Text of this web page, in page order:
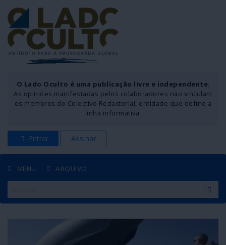
O Lado Oculto é uma publicação livre e independente.
As opiniões manifestadas pelos colaboradores não vinculam
os membros do Colectivo Redactorial, entidade que define a
linha informativa.
Entrar Assinar
MENU ARQUIVO